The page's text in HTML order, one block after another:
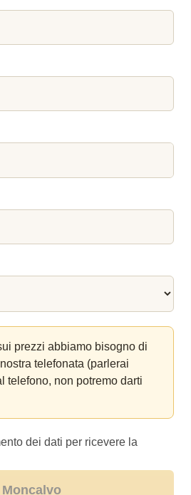
prezzi abbiamo bisogno di
telefonata (parlerai
telefono, non potremo darti
dei dati per ricevere la